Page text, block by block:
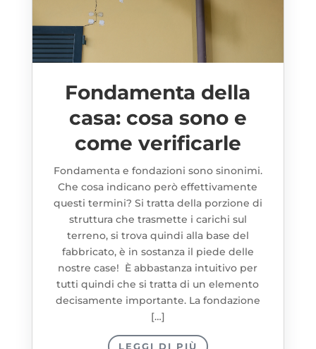
Fondamenta della
casa: cosa sono e
come verificarle
Fondamenta e fondazioni sono sinonimi.
Che cosa indicano però effettivamente
questi termini? Si tratta della porzione di
struttura che trasmette i carichi sul
terreno, si trova quindi alla base del
fabbricato, è in sostanza il piede delle
nostre case! È abbastanza intuitivo per
tutti quindi che si tratta di un elemento
decisamente importante. La fondazione
[…]
LEGGI DI PIÙ